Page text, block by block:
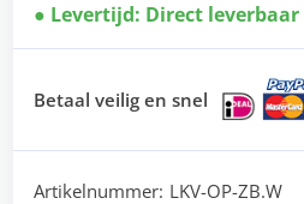
Levertijd: Direct leverbaar
Betaal veilig en snel
Artikelnummer: LKV-OP-ZB.W